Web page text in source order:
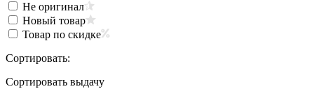
Не оригинал
Новый товар
Товар по скидке
Сортировать:
Сортировать выдачу